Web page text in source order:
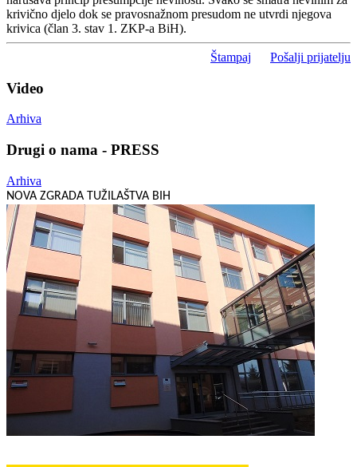
krivično djelo dok se pravosnažnom presudom ne utvrdi njegova
krivica (član 3. stav 1. ZKP-a BiH).
Štampaj Pošalji prijatelju
Video
Arhiva
Drugi o nama - PRESS
Arhiva
NOVA ZGRADA TUŽILAŠTVA BIH